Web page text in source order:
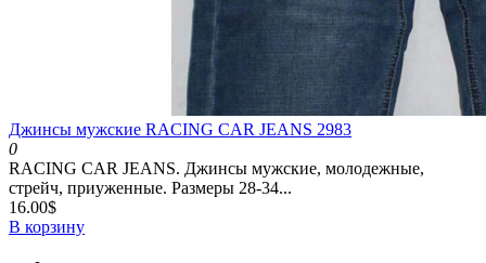
Джинсы мужские RACING CAR JEANS 2983
0
RACING CAR JEANS. Джинсы мужские, молодежные,
стрейч, приуженные. Размеры 28-34...
16.00$
В корзину